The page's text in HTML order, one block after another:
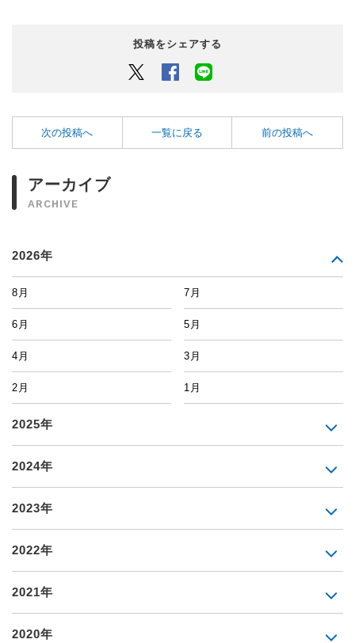
投稿をシェアする
Twitter Facebook
次の投稿へ 一覧に戻る 前の投稿へ
アーカイブ
ARCHIVE
2026年
8月 7月
6月 5月
4月 3月
2月 1月
2025年
2024年
2023年
2022年
2021年
2020年